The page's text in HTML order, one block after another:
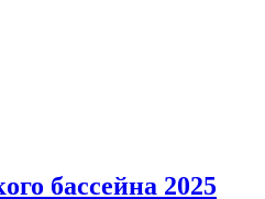
бассейна 2025